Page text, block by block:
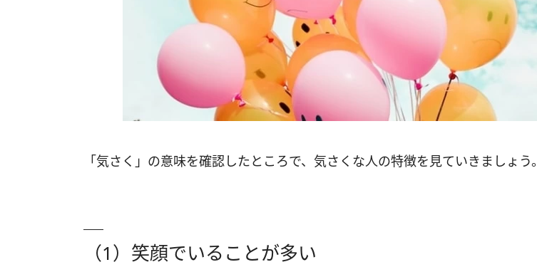
「気さく」の意味を確認したところで、気さくな人の特徴を見ていきましょう。
（1）笑顔でいることが多い